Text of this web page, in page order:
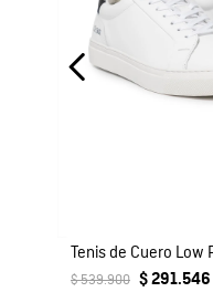
Tenis de Cuero
$ 539.900 $ 291.546